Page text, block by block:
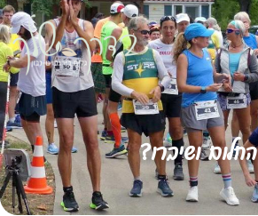
החלום ושיברו?